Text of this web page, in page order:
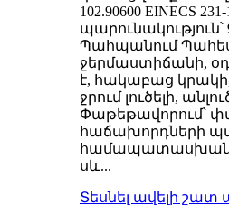
102.90600 EINECS
պարունակություն՝
Պահպանում
ջերմաստիճանի,
է, հակաբաց
ջրում լուծելի,
Փաթեթավորում՝
հաճախորդների
համապատասխան
սև...
Տեսնել ավելի